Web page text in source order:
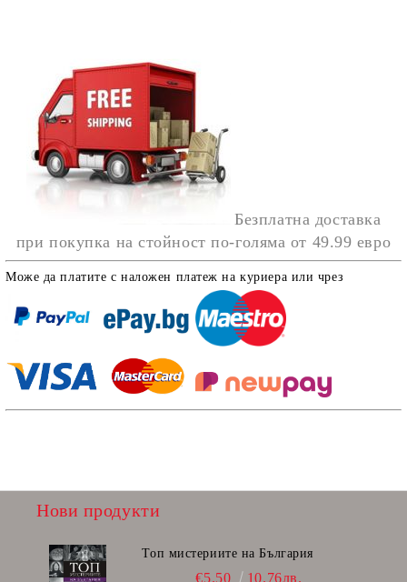
Безплатна доставка
при покупка на стойност по-голяма от 49.99 евро
Може да платите с наложен платеж на куриера или чрез
Нови продукти
Топ мистериите на България
€5.50 10.76лв.